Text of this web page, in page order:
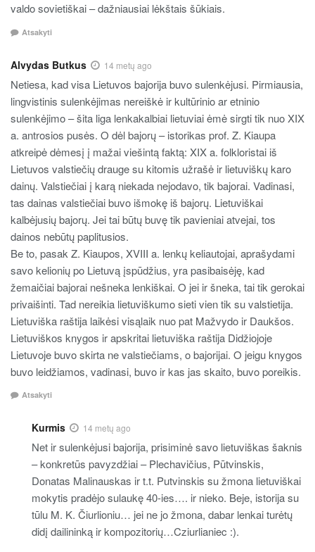
valdo sovietiškai – dažniausiai lėkštais šūkiais.
Atsakyti
Alvydas Butkus 14 metų ago
Netiesa, kad visa Lietuvos bajorija buvo sulenkėjusi. Pirmiausia,
lingvistinis sulenkėjimas nereiškė ir kultūrinio ar etninio
sulenkėjimo – šita liga lenkakalbiai lietuviai ėmė sirgti tik nuo XIX
a. antrosios pusės. O dėl bajorų – istorikas prof. Z. Kiaupa
atkreipė dėmesį į mažai viešintą faktą: XIX a. folkloristai iš
Lietuvos valstiečių drauge su kitomis užrašė ir lietuviškų karo
dainų. Valstiečiai į karą niekada nejodavo, tik bajorai. Vadinasi,
tas dainas valstiečiai buvo išmokę iš bajorų. Lietuviškai
kalbėjusių bajorų. Jei tai būtų buvę tik pavieniai atvejai, tos
dainos nebūtų paplitusios.
Be to, pasak Z. Kiaupos, XVIII a. lenkų keliautojai, aprašydami
savo kelionių po Lietuvą įspūdžius, yra pasibaisėję, kad
žemaičiai bajorai nešneka lenkiškai. O jei ir šneka, tai tik gerokai
privaišinti. Tad nereikia lietuviškumo sieti vien tik su valstietija.
Lietuviška raštija laikėsi visąlaik nuo pat Mažvydo ir Daukšos.
Lietuviškos knygos ir apskritai lietuviška raštija Didžiojoje
Lietuvoje buvo skirta ne valstiečiams, o bajorijai. O jeigu knygos
buvo leidžiamos, vadinasi, buvo ir kas jas skaito, buvo poreikis.
Atsakyti
Kurmis 14 metų ago
Net ir sulenkėjusi bajorija, prisiminė savo lietuviškas šaknis
– konkretūs pavyzdžiai – Plechavičius, Pūtvinskis,
Donatas Malinauskas ir t.t. Putvinskis su žmona lietuviškai
mokytis pradėjo sulaukę 40-ies…. ir nieko. Beje, istorija su
tūlu M. K. Čiurlioniu… jei ne jo žmona, dabar lenkai turėtų
didį dailininką ir kompozitorių…Cziurlianiec :).